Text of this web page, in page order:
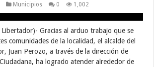
Municipios 0 1,002
Libertador)- Gracias al arduo trabajo que se
comunidades de la localidad, el alcalde del
Juan Perozo, a través de la dirección de
ha logrado atender alrededor de